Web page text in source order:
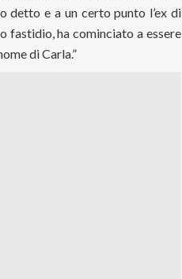
detto e a un certo punto l’ex di
fastidio, ha cominciato a essere
di Carla.”